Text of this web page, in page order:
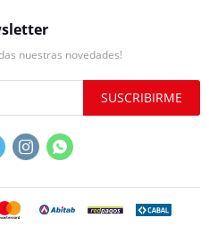
nuestras novedades!
SUSCRIBIRME
 